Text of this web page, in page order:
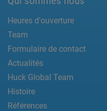
Heures d'ouverture
Team
Formulaire de contact
Actualités
Huck Global Team
Histoire
Références